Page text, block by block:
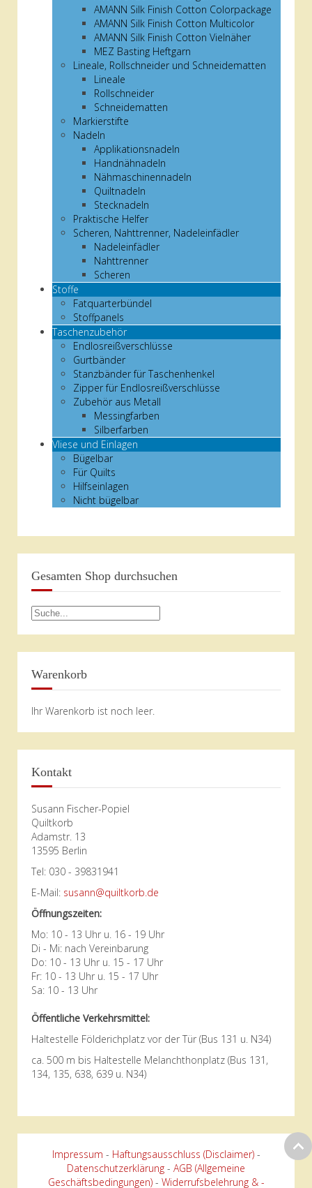
AMANN Silk Finish Cotton Colorpackage
AMANN Silk Finish Cotton Multicolor
AMANN Silk Finish Cotton Vielnäher
MEZ Basting Heftgarn
Lineale, Rollschneider und Schneidematten
Lineale
Rollschneider
Schneidematten
Markierstifte
Nadeln
Applikationsnadeln
Handnähnadeln
Nähmaschinennadeln
Quiltnadeln
Stecknadeln
Praktische Helfer
Scheren, Nahttrenner, Nadeleinfädler
Nadeleinfädler
Nahttrenner
Scheren
Stoffe
Fatquarterbündel
Stoffpanels
Taschenzubehör
Endlosreißverschlüsse
Gurtbänder
Stanzbänder für Taschenhenkel
Zipper für Endlosreißverschlüsse
Zubehör aus Metall
Messingfarben
Silberfarben
Vliese und Einlagen
Bügelbar
Für Quilts
Hilfseinlagen
Nicht bügelbar
Gesamten Shop durchsuchen
Warenkorb
Ihr Warenkorb ist noch leer.
Kontakt
Susann Fischer-Popiel
Quiltkorb
Adamstr. 13
13595 Berlin
Tel: 030 - 39831941
E-Mail: susann@quiltkorb.de
Öffnungszeiten:
Mo: 10 - 13 Uhr u. 16 - 19 Uhr
Di - Mi: nach Vereinbarung
Do: 10 - 13 Uhr u. 15 - 17 Uhr
Fr: 10 - 13 Uhr u. 15 - 17 Uhr
Sa: 10 - 13 Uhr
Öffentliche Verkehrsmittel:
Haltestelle Földerichplatz vor der Tür (Bus 131 u. N34)
ca. 500 m bis Haltestelle Melanchthonplatz (Bus 131,
134, 135, 638, 639 u. N34)
Impressum - Haftungsausschluss (Disclaimer)-
Datenschutzerklärung - AGB (Allgemeine
Geschäftsbedingungen)- Widerrufsbelehrung & -